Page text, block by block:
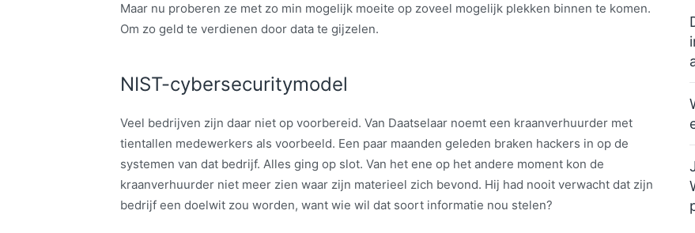
Maar nu proberen ze met zo min mogelijk moeite op zoveel mogelijk plekken binnen te komen.
Om zo geld te verdienen door data te gijzelen.
NIST-cybersecuritymodel
Veel bedrijven zijn daar niet op voorbereid. Van Daatselaar noemt een kraanverhuurder met
tientallen medewerkers als voorbeeld. Een paar maanden geleden braken hackers in op de
systemen van dat bedrijf. Alles ging op slot. Van het ene op het andere moment kon de
kraanverhuurder niet meer zien waar zijn materieel zich bevond. Hij had nooit verwacht dat zijn
bedrijf een doelwit zou worden, want wie wil dat soort informatie nou stelen?